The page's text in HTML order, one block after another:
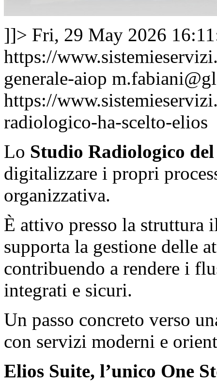
]]> Fri, 29 May 2026
https://
generale-aiop
https://
radiologico-ha-scelto-elios
Lo Studio Radiologico
digitalizzare i propri
organizzativa.
È attivo presso la struttura
supporta la gestione delle
contribuendo a rendere i
integrati e sicuri.
Un passo concreto verso
con servizi moderni e
Elios Suite, l’unico One